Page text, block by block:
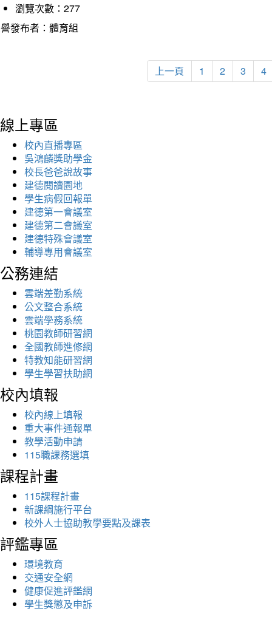
瀏覽次數：277
發布者：體育組
上一頁 1 2 3 4
線上專區
校內直播專區
吳鴻麟獎助學金
校長爸爸說故事
建德閱讀園地
學生病假回報單
建德第一會議室
建德第二會議室
建德特殊會議室
輔導專用會議室
公務連結
雲端差勤系統
公文整合系統
雲端學務系統
桃園教師研習網
全國教師進修網
特教知能研習網
學生學習扶助網
校內填報
校內線上填報
重大事件通報單
教學活動申請
115職課務選填
課程計畫
115課程計畫
新課綱施行平台
校外人士協助教學要點及課表
評鑑專區
環境教育
交通安全網
健康促進評鑑網
學生獎懲及申訴